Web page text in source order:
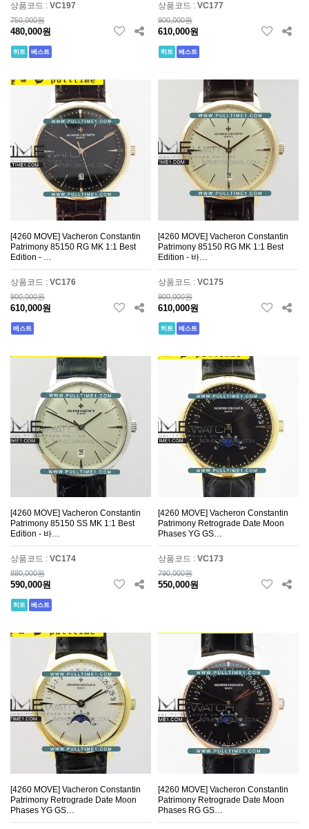
상품코드 : VC197
750,000원
480,000원
히트 베스트
상품코드 : VC177
900,000원
610,000원
히트 베스트
[4260 MOVE] Vacheron Constantin
Patrimony 85150 RG MK 1:1 Best
Edition - …
상품코드 : VC176
900,000원
610,000원
베스트
[4260 MOVE] Vacheron Constantin
Patrimony 85150 RG MK 1:1 Best
Edition - 바…
상품코드 : VC175
900,000원
610,000원
히트 베스트
[4260 MOVE] Vacheron Constantin
Patrimony 85150 SS MK 1:1 Best
Edition - 바…
상품코드 : VC174
880,000원
590,000원
히트 베스트
[4260 MOVE] Vacheron Constantin
Patrimony Retrograde Date Moon
Phases YG GS…
상품코드 : VC173
790,000원
550,000원
[4260 MOVE] Vacheron Constantin
Patrimony Retrograde Date Moon
Phases YG GS…
[4260 MOVE] Vacheron Constantin
Patrimony Retrograde Date Moon
Phases RG GS…